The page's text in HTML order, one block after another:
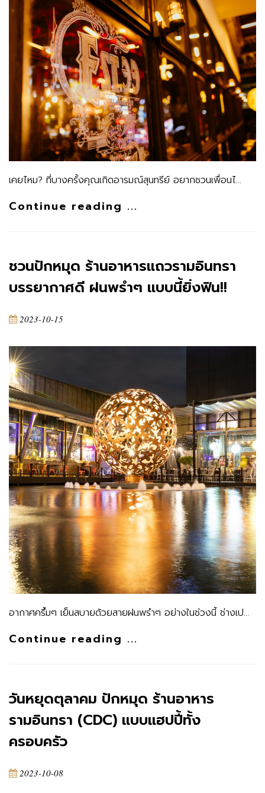
เคยไหม? ที่บางครั้งคุณเกิดอารมณ์สุนทรีย์ อยากชวนเพื่อนไ…
Continue reading ...
ชวนปักหมุด ร้านอาหารแถวรามอินทรา
บรรยากาศดี ฝนพรำๆ แบบนี้ยิ่งฟิน!!
2023-10-15
อากาศครึ้มๆ เย็นสบายด้วยสายฝนพรำๆ อย่างในช่วงนี้ ช่างเป…
Continue reading ...
วันหยุดตุลาคม ปักหมุด ร้านอาหาร
รามอินทรา (CDC) แบบแฮปปี้ทั้ง
ครอบครัว
2023-10-08